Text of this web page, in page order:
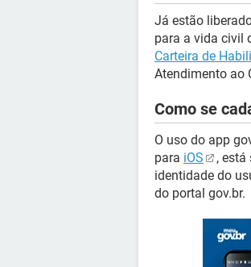
Já estão
para a vida civil
Carteira de
Atendimento ao
Como se
O uso do app
para iOS ,
identidade do
do portal gov.br.